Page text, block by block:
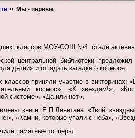
Мы - первые
классов МОУ-СОШ №4 стали
центральной библиотеки
детей» и отгадать загадки о космосе.
классов приняли участие в викторинах:
космос», «К звездам!»,
системе», «Да или нет».
книги Е.П.Левитана «Твой
«Камни, которые упали с неба»,
памятные топперы.